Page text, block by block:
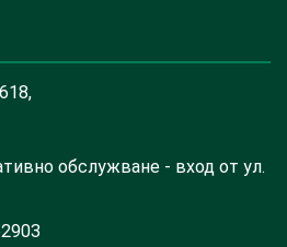
обслужване - вход от ул.